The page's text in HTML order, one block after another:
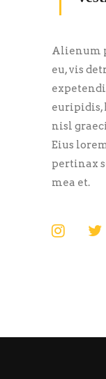
Alienum
eu, vis
euripidis,
nisl
Eius
pertinax
mea et.